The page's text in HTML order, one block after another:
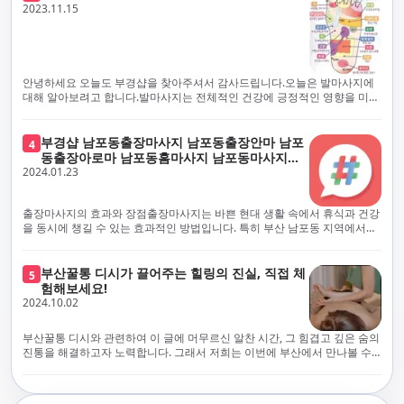
선택하는 것이 중요합니다.부산에서 러시아 홈케어를 전문으로 하는 부경샵
은, 항상 후불제로 운영하면서 청결과 안전을 가장 중요하게 여깁니다. 부산
에서 진정으로 즐거운 부산 러시아 홈케어 경험을 해보시길 바랍니다. 그렇
죠, 부경샵은 선입금을 요구하지 않아요. 부산 러시아 홈케어를 선택하기 전
에, 주의해야 할 사항들을 반드시 확인해 보세요. 선입금 관련 사기에는 항상
조심해야 합니다. 070으로 시작하는 인터넷 전화나 텔레그램 같은 메시지
앱에만 의존하는 업체는 특히 더 조심해 주세요. 이런 경우, 선입금을 하지
부경샵은 부산 출장 후불제 서비스를 모범적으로 운영하고 있으며, 명성을
악용하는 사기 업체로부터 발생할 수 있는 모든 부정행위와 간접적인 피해
를 방지하기 위해 노력하고 있어요. 만약 부경샵 을 사칭하며 선불 결제를 요
구하는 마사지 서비스를 발견하신다면, 그런 곳은 피하시고 저희에게 알려
주세요.부경샵에서는 모든 서비스가 관리사가 도착한 후에 결제하는 걸 기
본으로 해요. 부경샵은 부산에서 부산 러시아 홈케어를 전문으로 하며,
100% 후불제를 거래의 기본으로 삼고 있어요. 왜 부경샵이 특별한지 궁금하
시죠? 여기서만 느낄 수 있는 특별한 경험을 소개합니다! 부경샵과 함께라면
험을 제공해요. 준비하신 모든 것에 놀랄 준비를 하세요. 부경샵은 오랜 시간
동안 지역에서 최고의 출장업체가 되겠다는 하나의 신념으로 노력해 왔어
요.부경샵의 전통적인 서비스로, 단 한 순간도 낭비하지 않고 쌓인 피로를 풀
어드릴 거예요. 비가 오든 눈이 오든, 어디에 계시든 부경샵이 찾아가 도와드
릴게요. 부경샵의 서비스는 부산의 모든 곳, 집이든 모텔이든 호텔이든 오피
스텔이든 아파트든, 여러분을 위해 준비되어 있어요.부경샵 지역에서 가장
멀리까지 다니며, 편리함을 최우선으로 생각해요. 빠르고 효율적인 운영 시
게 조절되어, 진정한 에너지 회복을 경험하실 수 있어요.부경샵은 부산에서
전문적으로 훈련된 관리사를 다수 보유하고 있음을 자랑스럽게 여깁니다.
현대 사회의 불확실성 속에서, 부경샵은 안전을 최우선으로 여기며, 이를 위
해 100% 후불제 시행은 물론, 코로나19 상황에서도 관리사들의 건강 진단
업체에 대해서는 경계하는 것이 중요합니다. 부경샵의 접근 방식과 정책은
인천에서의 안전하고 신뢰할 수 있는 고품질 마사지 경험을 집앞에서 제공
하기 위해 고안되었습니다. 부경샵은 부산 일본인 홈케어 서비스를 전문으
로 하며, 항상 고객님의 편의와 안전을 최우선으로 고려하여 후불제 시스템
거운 마사지 경험을 보장합니다. 부경샵의 서비스는 선입금 없이 이용 가능
한 부산 일본인 홈케어로, 선입금 요구 없이 서비스를 제공함으로써 고객님
의 신뢰를 최우선으로 합니다. 이용 전 주의사항을 꼼꼼히 확인하시고, 선입
금 사기로부터 자신을 보호하는 것이 중요합니다. 부산 일본인 홈케어 서비
스를 찾으실 때는 070으로 시작하는 인터넷 전화번호나 텔레그램과 같은 메
시징 플랫폼만을 이용하는 업체에 주의해야 합니다. 이러한 서비스는 선지
급 없이 이용할 수 있어야 하며, 부경샵은 이러한 걱정 없이 안전하고 신뢰할
수 있는 서비스를 제공합니다. 부경샵은 부산 일본인 홈케어 후불제의 모범
적인 피해가 발생하지 않도록 지속적으로 노력하고 있습니다. 부경샵을 사
칭하여 선불 결제를 요구하는 마사지 서비스에 대해서는 각별한 주의가 필
요합니다. '부경샵'은 관리사의 도착 이후에 결제가 이루어지는 후불제를
기본 원칙으로 하는 부산 일본인 홈케어 전문 업체입니다. 이 운영 방식은 고
객님의 신뢰를 최우선으로 여기며, 모든 코스에서 100% 후불제를 시행하고
있습니다. 왜 부경샵이 부산에서 특별한지, 그 이유를 알려드리겠습니다.
여기서는 단순한 부산 일본인 홈케어 서비스를 넘어서, 비교 불가한 경험을
러분을 기다리고 있으니, 준비되셨나요? 부경샵은 오랜 시간 동안 지역 최
2023.11.15
안녕하세요 오늘도 부경샵을 찾아주셔서 감사드립니다.오늘은 발마사지에
대해 알아보려고 합니다.발마사지는 전체적인 건강에 긍정적인 영향을 미칠
명하겠습니다.근육 이완과 피로 완화: 발마사지는 발 아치, 발가락, 발등 등
에 위치한 다양한 근육을 이완시키는 효과가 있습니다. 일상적인 활동이나
장시간의 서있는 자세로 인해 긴장된 발 근육을 느슨하게 만들어주어 편안
함을 제공합니다. 이는 근육의 유연성을 향상시키고 근육의 혈액순환을 촉
진하는 데 도움이 됩니다.혈액순환 개선: 발마사지는 혈액순환을 촉진하는
데 기여합니다. 마사지로 근육과 혈관이 이완되면 혈액이 더 원활하게 흐르
게 되어 세포와 조직에 산소와 영양소가 빠르게 공급됩니다. 이는 세포의 기
장된 근육과 신경을 완화시켜 스트레스를 감소시킵니다. 발에는 다양한 신
경과 결절이 모여있어, 발마사지를 통해 이를 자극함으로써 정신적인 편안
함을 제공하는데 도움이 됩니다. 이는 스트레스 호르몬의 감소와 함께 심신
의 안정을 촉진합니다.면역 시스템 강화: 정기적인 발마사지는 면역 시스템
의 활동을 촉진하여 감염 및 질병에 대한 저항력을 향상시킬 수 있습니다. 마
사지는 림프순환을 촉진하고 세포 배출물을 제거함으로써 면역 시스템을 지
원합니다.숙면 유도: 발마사지는 긴장된 근육과 신경을 완화시켜 수면에 도
특정 포인트를 자극함으로써 소화 기능을 개선하는데 도움이 될 수 있습니
4 부경샵 남포동출장마사지 남포동출장안마 남포
동출장아로마 남포동홈마사지 남포동마사지출
장
2024.01.23
출장마사지의 효과와 장점출장마사지는 바쁜 현대 생활 속에서 휴식과 건강
을 동시에 챙길 수 있는 효과적인 방법입니다. 특히 부산 남포동 지역에서
와 신체적, 정신적 피로를 효과적으로 완화합니다. 전문 마사지사의 숙련된
손길은 긴장된 근육을 이완시키고, 스트레스 호르몬 수치를 감소시켜 마음
의 안정을 가져다 줍니다. 이는 일상의 업무 효율성을 높이고, 전반적인 삶의
질을 향상시키는 데 기여합니다.근육 이완과 유연성 향상:꾸준한 출장마사
지는 근육의 긴장과 경직을 해소하고 유연성을 향상시킵니다. 이는 운동 성
능을 개선하고, 근골격계 문제 및 부상 예방에 도움이 됩니다. 또한, 규칙적
인 마사지는 자세 개선에도 긍정적인 영향을 미칩니다.혈액 순환 촉진과 신
촉진합니다. 이는 신진대사를 활성화하고, 독소 배출을 돕습니다. 결과적으
5 부산꿀통 디시가 끌어주는 힐링의 진실, 직접 체
험해보세요!
2024.10.02
부산꿀통 디시와 관련하여 이 글에 머무르신 알찬 시간, 그 힘겹고 깊은 숨의
진통을 해결하고자 노력합니다. 그래서 저희는 이번에 부산에서 만나볼 수
그 해결책을 찾는 것이 어려운 상황을 맞이하는 경우가 많습니다. 부산꿀통